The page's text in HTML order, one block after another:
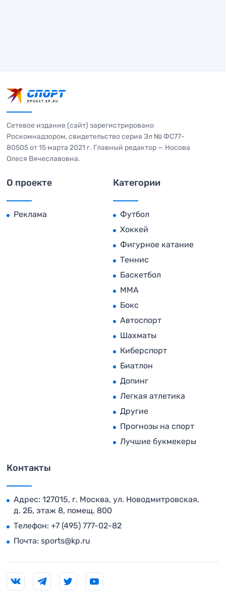
Сетевое издание (сайт) зарегистрировано
Роскомнадзором, свидетельство серия Эл № ФС77-
80505 от 15 марта 2021 г. Главный редактор — Носова
Олеся Вячеславовна.
О проекте
Реклама
Категории
Футбол
Хоккей
Фигурное катание
Теннис
Баскетбол
MMA
Бокс
Автоспорт
Шахматы
Киберспорт
Биатлон
Допинг
Легкая атлетика
Другие
Прогнозы на спорт
Лучшие букмекеры
Контакты
Адрес: 127015, г. Москва, ул. Новодмитровская,
д. 2Б, этаж 8, помещ. 800
Телефон: +7 (495) 777-02-82
Почта: sports@kp.ru